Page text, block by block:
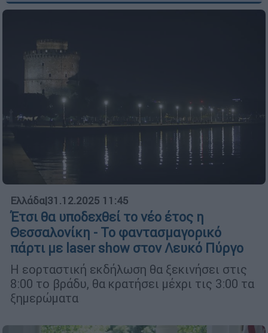
Ελλάδα|31.12.2025 11:45
Έτσι θα υποδεχθεί το νέο έτος η
Θεσσαλονίκη - Το φαντασμαγορικό
πάρτι με laser show στον Λευκό Πύργο
Η εορταστική εκδήλωση θα ξεκινήσει στις
8:00 το βράδυ, θα κρατήσει μέχρι τις 3:00 τα
ξημερώματα